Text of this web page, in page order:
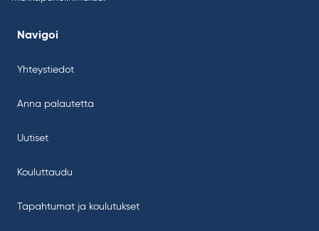
Navigoi
Yhteystiedot
Anna palautetta
Uutiset
Kouluttaudu
Tapahtumat ja koulutukset